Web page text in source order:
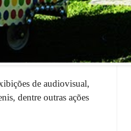
de audiovisual,
dentre outras ações